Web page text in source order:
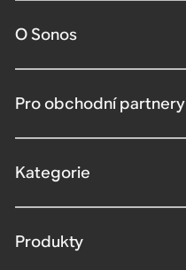
O Sonos
Pro obchodní partnery
Kategorie
Produkty